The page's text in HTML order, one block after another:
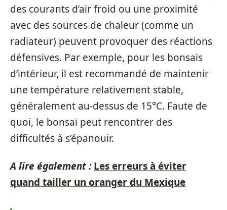
des courants d’air froid ou une proximité
avec des sources de chaleur (comme un
radiateur) peuvent provoquer des réactions
défensives. Par exemple, pour les bonsaïs
d’intérieur, il est recommandé de maintenir
une température relativement stable,
généralement au-dessus de 15°C. Faute de
quoi, le bonsaï peut rencontrer des
difficultés à s’épanouir.
A lire également : Les erreurs à éviter
quand tailler un oranger du Mexique